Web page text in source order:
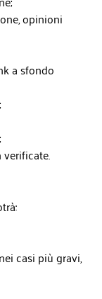
opinioni
a sfondo
casi più gravi,